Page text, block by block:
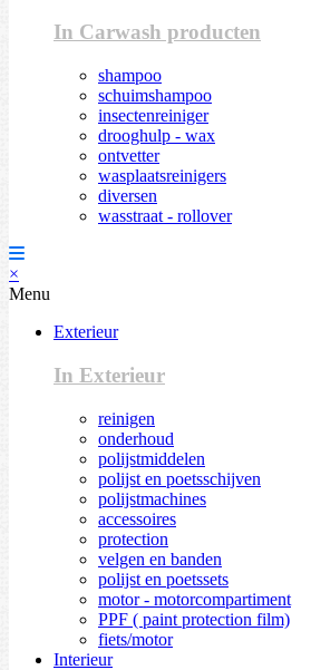
In Carwash producten
shampoo
schuimshampoo
insectenreiniger
drooghulp - wax
ontvetter
wasplaatsreinigers
diversen
wasstraat - rollover
×
Menu
Exterieur
In Exterieur
reinigen
onderhoud
polijstmiddelen
polijst en poetsschijven
polijstmachines
accessoires
protection
velgen en banden
polijst en poetssets
motor - motorcompartiment
PPF ( paint protection film)
fiets/motor
Interieur